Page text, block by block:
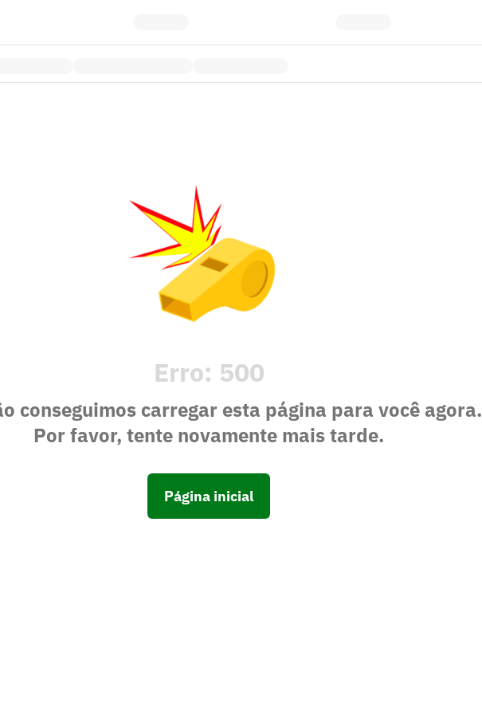
Erro: 500
conseguimos carregar esta página para você agora.
Por favor, tente novamente mais tarde.
Página inicial